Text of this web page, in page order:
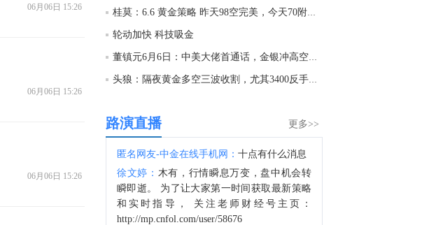
06月06日 15:26
06月06日 15:26
06月06日 15:26
20:05:08
20:04:45
桂莫：6.6 黄金策略 昨天98空完美，今天70附近空！
轮动加快 科技吸金
董镇元6月6日：中美大佬首通话，金银冲高空后多
头狼：隔夜黄金多空三波收割，尤其3400反手空，直接止盈
更多>>
路演直播
匿名网友-中金在线手机网： 十点有什么消息
徐文婷： 木有，行情瞬息万变，盘中机会转
瞬即逝。 为了让大家第一时间获取最新策略
和实时指导， 关注老师财经号主页：
http://mp.cnfol.com/user/58676